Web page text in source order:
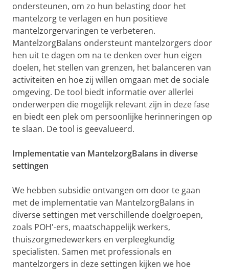
ondersteunen, om zo hun belasting door het
mantelzorg te verlagen en hun positieve
mantelzorgervaringen te verbeteren.
MantelzorgBalans ondersteunt mantelzorgers door
hen uit te dagen om na te denken over hun eigen
doelen, het stellen van grenzen, het balanceren van
activiteiten en hoe zij willen omgaan met de sociale
omgeving. De tool biedt informatie over allerlei
onderwerpen die mogelijk relevant zijn in deze fase
en biedt een plek om persoonlijke herinneringen op
te slaan. De tool is geevalueerd.
Implementatie van MantelzorgBalans in diverse
settingen
We hebben subsidie ontvangen om door te gaan
met de implementatie van MantelzorgBalans in
diverse settingen met verschillende doelgroepen,
zoals POH'-ers, maatschappelijk werkers,
thuiszorgmedewerkers en verpleegkundig
specialisten. Samen met professionals en
mantelzorgers in deze settingen kijken we hoe